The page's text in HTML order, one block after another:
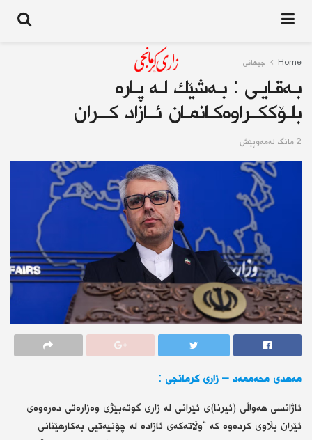
Home جیهانى
بـەقـایـی : بـەشێك لـە پـارە
بلـۆككــراوەكـانمـان ئــازاد كـــران
2 مانگ له‌مه‌وپێش
مەهدی محەممەد – زاری كرمانجی :
ئاژانسی هەواڵی (ئیرنا)ی ئێرانی لە زاری گوتەبێژی وەزارەتی دەرەوەی
ئێران بڵاوی كردەوە كە “وڵاتەكەی ئازادە لە چۆنیەتیی بەكارهێنانی